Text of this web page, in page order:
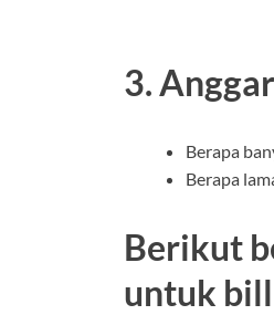
3.
Berapa
Berapa
Berikut
untuk